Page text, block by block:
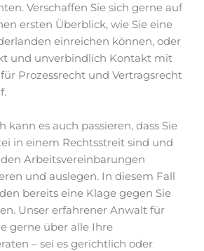
Verschaffen Sie sich gerne auf
ersten Überblick, wie Sie eine
einreichen können, oder
und unverbindlich Kontakt mit
Prozessrecht und Vertragsrecht
kann es auch passieren, dass Sie
in einem Rechtsstreit sind und
Arbeitsvereinbarungen
und auslegen. In diesem Fall
bereits eine Klage gegen Sie
Unser erfahrener Anwalt für
gerne über alle Ihre
– sei es gerichtlich oder